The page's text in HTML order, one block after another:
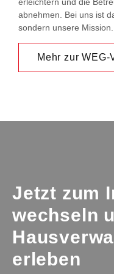
abnehmen. Bei uns ist
sondern unsere Mission.
Mehr zur WEG-
Jetzt zum
wechseln
erleben